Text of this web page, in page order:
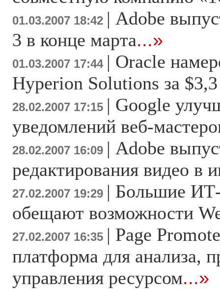
01.03.2007 18:42 | Adobe
3 в конце марта...»
01.03.2007 17:44 | Oracle
Hyperion Solutions за
28.02.2007 17:15 | Google
уведомлений веб-
28.02.2007 16:09 | Adobe
редактирования видео в
27.02.2007 19:29 | Большие
обещают возможности
27.02.2007 16:35 | Page
платформа для анализа,
управления ресурсом...»